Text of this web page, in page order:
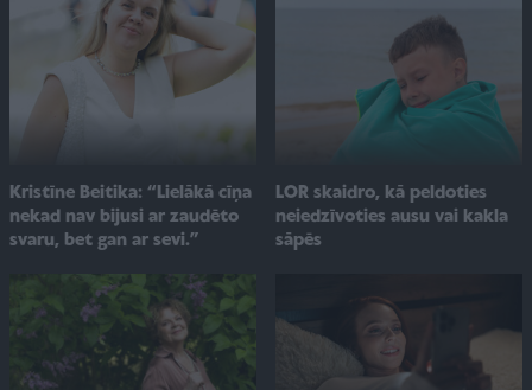
Kristīne Beitika: “Lielākā cīņa
nekad nav bijusi ar zaudēto
svaru, bet gan ar sevi.”
LOR skaidro, kā peldoties
neiedzīvoties ausu vai kakla
sāpēs